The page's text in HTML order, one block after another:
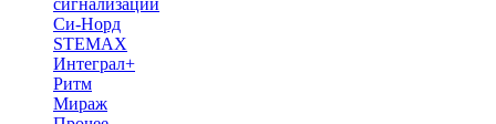
сигнализации
Си-Норд
STEMAX
Интеграл+
Ритм
Мираж